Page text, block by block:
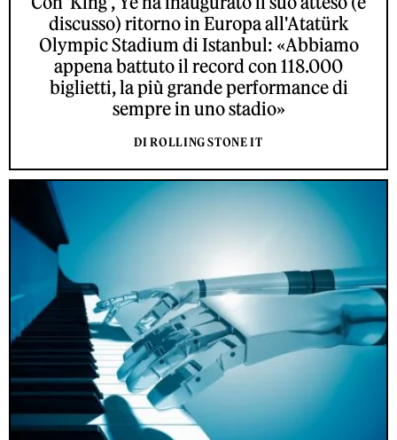
discusso) ritorno in Europa all'Atatürk
Olympic Stadium di Istanbul: «Abbiamo
appena battuto il record con 118.000
biglietti, la più grande performance di
sempre in uno stadio»
DI ROLLING STONE IT